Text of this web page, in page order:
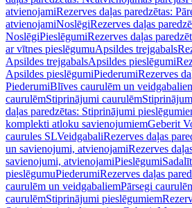
atvienojamiRezerves daļas paredzētas:
atvienojamiNoslēgiRezerves daļas
NoslēgiPieslēgumiRezerves daļas
ar vītnes pieslēgumuApsildes trejgabals
Apsildes trejgabalsApsildes pieslēgumi
Apsildes pieslēgumiPiederumiRezerves
PiederumiBlīves caurulēm un
caurulēmStiprinājumi caurulēm
daļas paredzētas: Stiprinājumi
komplekti atloku savienojumiemGeberit
caurules SLVeidgabaliRezerves daļas
un savienojumi, atvienojamiRezerves
savienojumi, atvienojamiPieslēgumi
pieslēgumuPiederumiRezerves daļas
caurulēm un veidgabaliemPārsegi
caurulēmStiprinājumi pieslēgumiem